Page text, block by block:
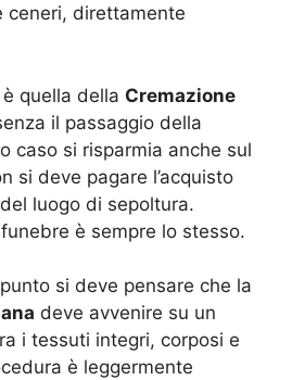
ceneri, direttamente
quella della Cremazione
il passaggio della
caso si risparmia anche sul
si deve pagare l’acquisto
luogo di sepoltura.
è sempre lo stesso.
si deve pensare che la
deve avvenire su un
i tessuti integri, corposi e
è leggermente